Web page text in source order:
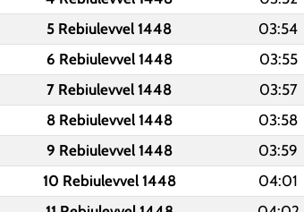
5 Rebiulevvel 1448 03:54
6 Rebiulevvel 1448 03:55
7 Rebiulevvel 1448 03:57
8 Rebiulevvel 1448 03:58
9 Rebiulevvel 1448 03:59
10 Rebiulevvel 1448 04:01